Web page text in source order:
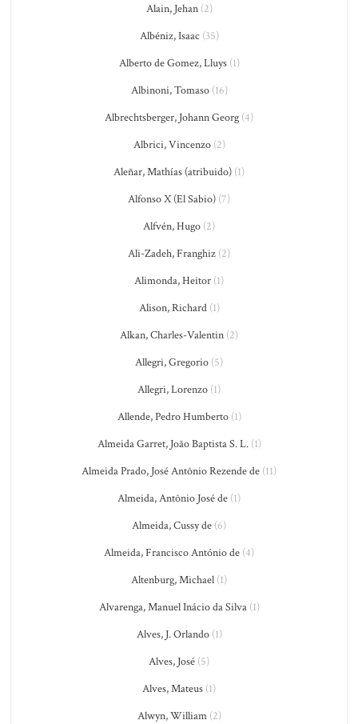
Alain, Jehan(2)
Albéniz, Isaac (35)
Alberto de Gomez, Lluys(1)
Albinoni, Tomaso(16)
Albrechtsberger, Johann Georg (4)
Albrici, Vincenzo(2)
Aleñar, Mathías (atribuido) (1)
Alfonso X (El Sabio) (7)
Alfvén, Hugo (2)
Ali-Zadeh, Franghiz (2)
Alimonda, Heitor (1)
Alison, Richard(1)
Alkan, Charles-Valentin (2)
Allegri, Gregorio (5)
Allegri, Lorenzo (1)
Allende, Pedro Humberto(1)
Almeida Garret, João Baptista S. L.(1)
Almeida Prado, José Antônio Rezende de (11)
Almeida, Antônio José de (1)
Almeida, Cussy de (6)
Almeida, Francisco António de (4)
Altenburg, Michael (1)
Alvarenga, Manuel Inácio da Silva(1)
Alves, J. Orlando(1)
Alves, José (5)
Alves, Mateus (1)
Alwyn, William(2)